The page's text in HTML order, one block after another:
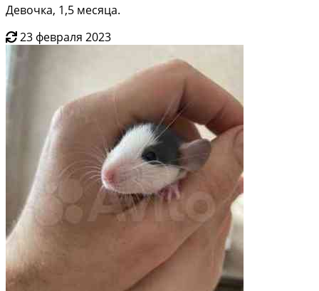
Девочка, 1,5 месяца.
23 февраля 2023